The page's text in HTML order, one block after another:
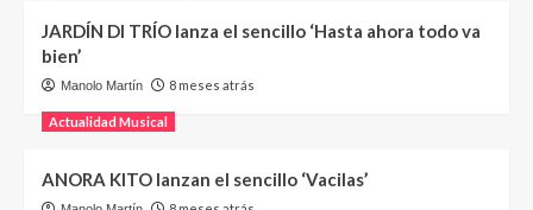
JARDÍN DI TRÍO lanza el sencillo ‘Hasta ahora todo va
bien’
Manolo Martín 8 meses atrás
Actualidad Musical
ANORA KITO lanzan el sencillo ‘Vacilas’